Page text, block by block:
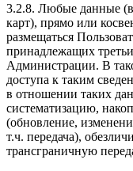
3.2.8. Любые данные (в
карт), прямо или
размещаться
принадлежащих
Администрации. В
доступа к таким
в отношении таких
систематизацию,
(обновление,
т.ч. передача),
трансграничную